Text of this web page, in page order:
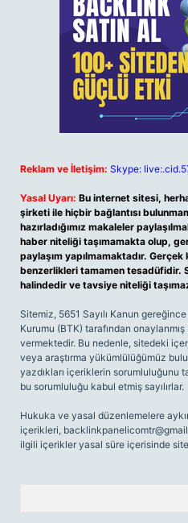
Reklam ve İletişim: Skype:
Yasal Uyarı: Bu internet sitesi,
şirketi ile hiçbir bağlantısı
hazırladığımız makaleler
haber niteliği taşımamakta olup,
paylaşım yapılmamaktadır.
benzerlikleri tamamen tesadüfidir.
halindedir ve tavsiye niteliği
Sitemiz, 5651 Sayılı Kanun
Kurumu (BTK) tarafından
vermektedir. Bu nedenle, sitedeki
veya araştırma yükümlülüğümüz
yazdıkları içeriklerin sorumluluğunu
bu sorumluluğu kabul etmiş sayılırlar.
Hukuka ve yasal düzenlemelere
içerikleri,
ilgili içerikler yasal süre içerisinde